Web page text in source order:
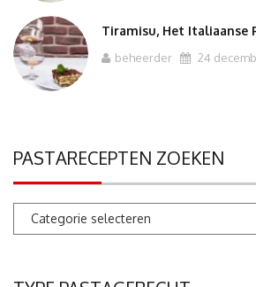
Tiramisu, Het Italiaanse
beheerder 24
PASTARECEPTEN ZOEKEN
Pastarecepten